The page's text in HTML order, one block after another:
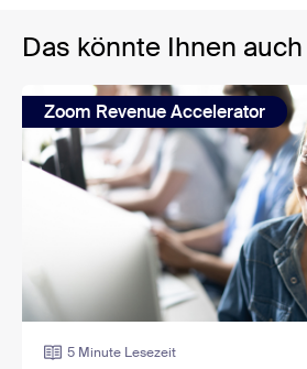
Das könnte Ihnen
Zoom Revenue Accelerator
5 Minute Lesezeit